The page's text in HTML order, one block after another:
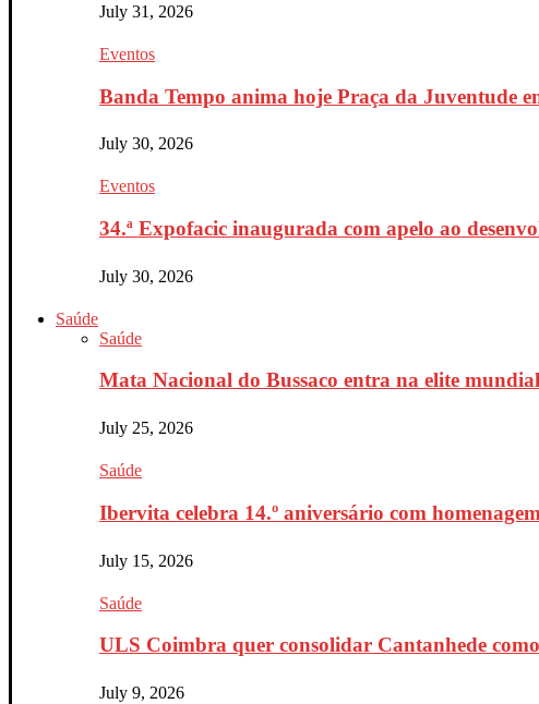
July 31, 2026
Eventos
Banda Tempo anima hoje Praça da Juventude
July 30, 2026
Eventos
34.ª Expofacic inaugurada com apelo ao
July 30, 2026
Saúde
Saúde
Mata Nacional do Bussaco entra na elite
July 25, 2026
Saúde
Ibervita celebra 14.º aniversário com
July 15, 2026
Saúde
ULS Coimbra quer consolidar Cantanhede
July 9, 2026